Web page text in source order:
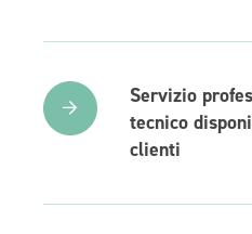
Servizio
tecnico
clienti